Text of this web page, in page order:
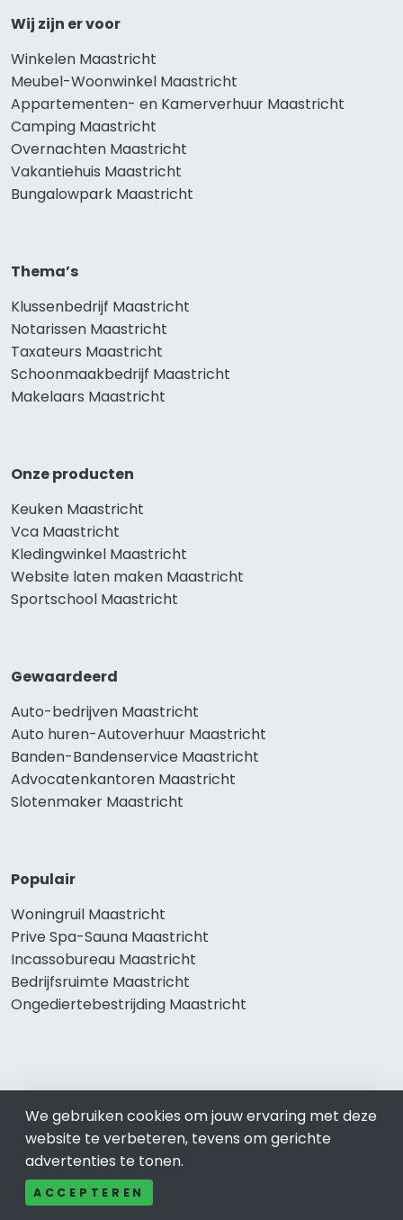
Wij zijn er voor
Winkelen Maastricht
Meubel-Woonwinkel Maastricht
Appartementen- en Kamerverhuur Maastricht
Camping Maastricht
Overnachten Maastricht
Vakantiehuis Maastricht
Bungalowpark Maastricht
Thema’s
Klussenbedrijf Maastricht
Notarissen Maastricht
Taxateurs Maastricht
Schoonmaakbedrijf Maastricht
Makelaars Maastricht
Onze producten
Keuken Maastricht
Vca Maastricht
Kledingwinkel Maastricht
Website laten maken Maastricht
Sportschool Maastricht
Gewaardeerd
Auto-bedrijven Maastricht
Auto huren-Autoverhuur Maastricht
Banden-Bandenservice Maastricht
Advocatenkantoren Maastricht
Slotenmaker Maastricht
Populair
Woningruil Maastricht
Prive Spa-Sauna Maastricht
Incassobureau Maastricht
Bedrijfsruimte Maastricht
Ongediertebestrijding Maastricht
© 2019 - 2026 Realisatie en SEO door
Internet. Betaal alleen voor bewezen resultaten?
We gebruiken cookies om jouw ervaring met deze
website te verbeteren, tevens om gerichte
advertenties te tonen.
ACCEPTEREN